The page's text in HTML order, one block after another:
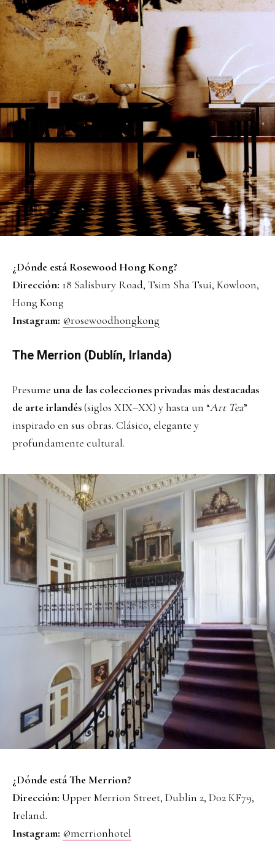
¿Dónde está Rosewood Hong Kong?
Dirección: 18 Salisbury Road, Tsim Sha Tsui, Kowloon,
Hong Kong
Instagram: @rosewoodhongkong
The Merrion (Dublín, Irlanda)
Presume una de las colecciones privadas más destacadas
de arte irlandés(siglos XIX–XX) y hasta un “Art Tea”
inspirado en sus obras. Clásico, elegante y
profundamente cultural.
¿Dónde está The Merrion?
Dirección: Upper Merrion Street, Dublin 2, D02 KF79,
Ireland.
Instagram: @merrionhotel